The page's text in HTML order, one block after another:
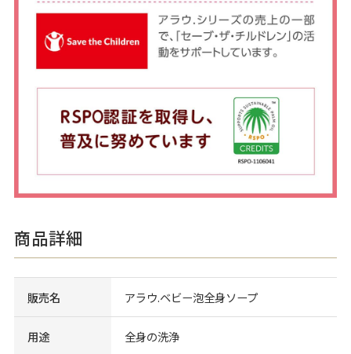
商品詳細
販売名 アラウ.ベビー泡全身ソープ
用途 全身の洗浄